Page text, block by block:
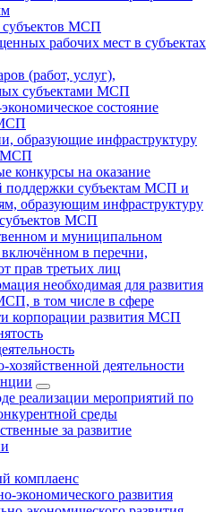
субъектов МСП
рабочих мест в субъектах
(работ, услуг),
субъектами МСП
состояние
образующие инфраструктуру
МСП
конкурсы на оказание
поддержки субъектам МСП и
образующим инфраструктуру
МСП
и муниципальном
в перечни,
прав третьих лиц
необходимая для развития
в том числе в сфере
корпорации развития МСП
деятельности
реализации мероприятий по
среды
за развитие
комплаенс
экономического развития